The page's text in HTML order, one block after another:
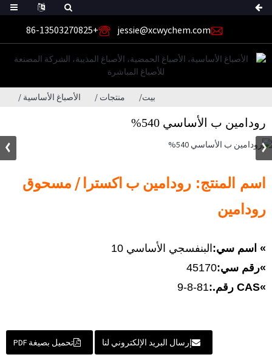
jessie@xcwychem.com
+86-13503270825
بيت منتجات الأصباغ الأساسية
رودامين ب الأساسي 540%
اسم المنتج: رودامين ب اكسترا / مسحوق
رودامين
» اسم سي: البنفسجي الأساسي 10
»رقم سي:45170
»CAS رقم.: 81-8-9
إرسال البريد الإلكتروني لنا تحميل بصيغة PDF